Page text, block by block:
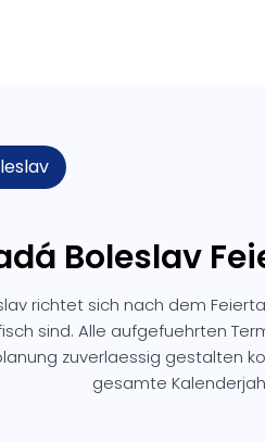
Boleslav
richtet sich nach dem
sind. Alle aufgefuehrten
zuverlaessig gestalten
gesamte